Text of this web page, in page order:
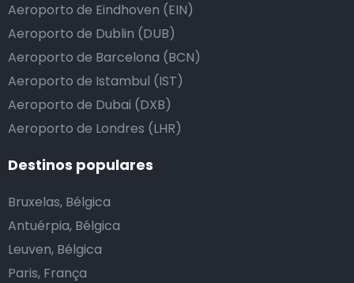
Aeroporto de Eindhoven (EIN)
Aeroporto de Dublin (DUB)
Aeroporto de Barcelona (BCN)
Aeroporto de Istambul (IST)
Aeroporto de Dubai (DXB)
Aeroporto de Londres (LHR)
Destinos populares
Bruxelas, Bélgica
Antuérpia, Bélgica
Leuven, Bélgica
Paris, França